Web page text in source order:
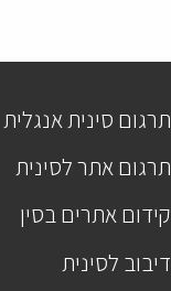
תרגום סינית אנגלית
תרגום אתר לסינית
קידום אתרים בסין
דיבוב לסינית